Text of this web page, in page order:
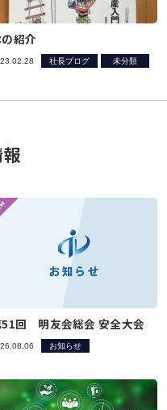
紹介
社長ブログ 未分類
回 明友会総会 安全大会
お知らせ